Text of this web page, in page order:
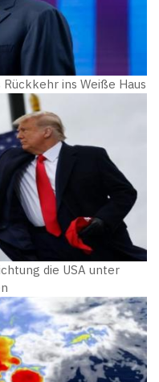
ins Weiße Haus
die USA unter